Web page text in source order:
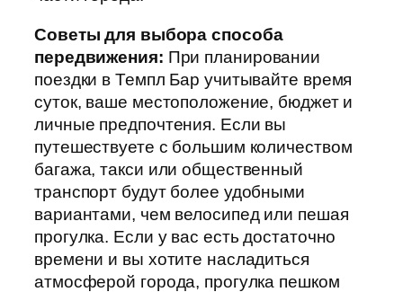
Советы для выбора способа
передвижения: При планировании
поездки в Темпл Бар учитывайте время
суток, ваше местоположение, бюджет и
личные предпочтения. Если вы
путешествуете с большим количеством
багажа, такси или общественный
транспорт будут более удобными
вариантами, чем велосипед или пешая
прогулка. Если у вас есть достаточно
времени и вы хотите насладиться
атмосферой города, прогулка пешком